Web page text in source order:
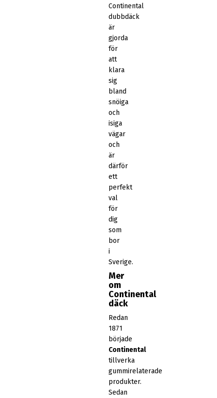
Continental
dubbdäck
är
gjorda
för
att
klara
sig
bland
snöiga
och
isiga
vägar
och
är
därför
ett
perfekt
val
för
dig
som
bor
i
Sverige.
Mer
om
Continental
däck
Redan
1871
började
Continental
tillverka
gummirelaterade
produkter.
Sedan